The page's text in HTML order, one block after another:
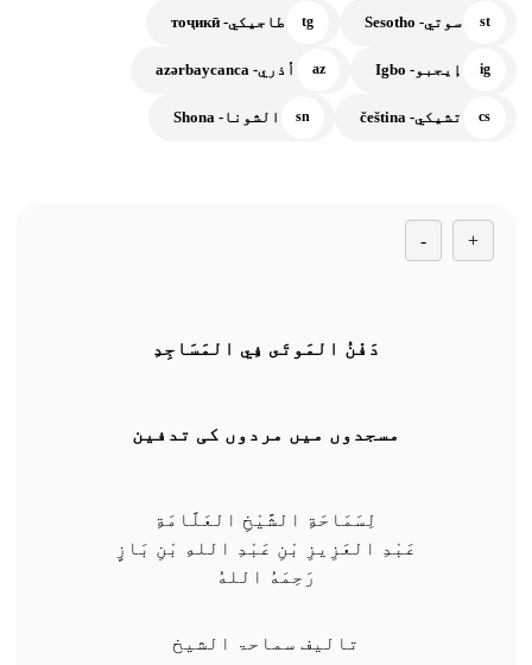
st سوتي- Sesotho tg طاجيكي- тоҷикӣ
ig إيجبو- Igbo az أذري- azərbaycanca
cs تشيكي- čeština sn الشونا- Shona
+
-
دَفْنُ المَوتَى فِي المَسَاجِدِ
مسجدوں میں مردوں کی تدفین
لِسَمَاحَةِ الشَّيْخِ العَلَّامَةِ
عَبْدِ العَزِيزِ بْنِ عَبْدِ اللهِ بْنِ بَازٍ
رَحِمَهُ اللهُ
تالیف سماحۃ الشیخ